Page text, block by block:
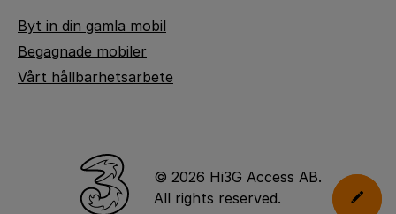
Byt in din gamla mobil
Begagnade mobiler
Vårt hållbarhetsarbete
© 2026 Hi3G Access AB.
All rights reserved.